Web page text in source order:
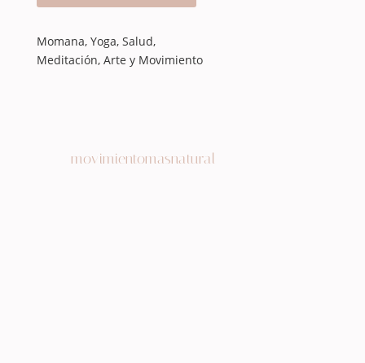
Momana, Yoga, Salud,
Meditación, Arte y Movimiento
movimientomasnatural